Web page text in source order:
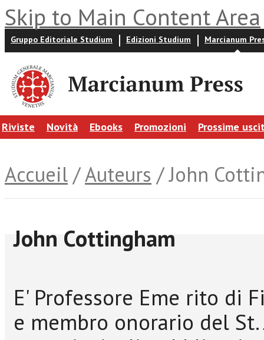
Skip to Main Content Area
Gruppo Editoriale Studium Edizioni Studium Marcianum
Riviste Novità Ebooks Promozioni Prossime
Accueil /Auteurs / John
John Cottingham
E' Professore Eme rito di
e membro onorario del St.